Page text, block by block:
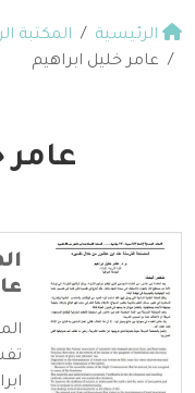
الرئيسية المكتبة
عامر خليل ابراهيم
عامر